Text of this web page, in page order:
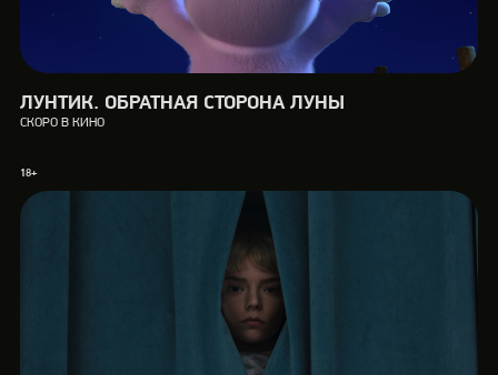
ЛУНТИК. ОБРАТНАЯ СТОРОНА ЛУНЫ
СКОРО В КИНО
18+